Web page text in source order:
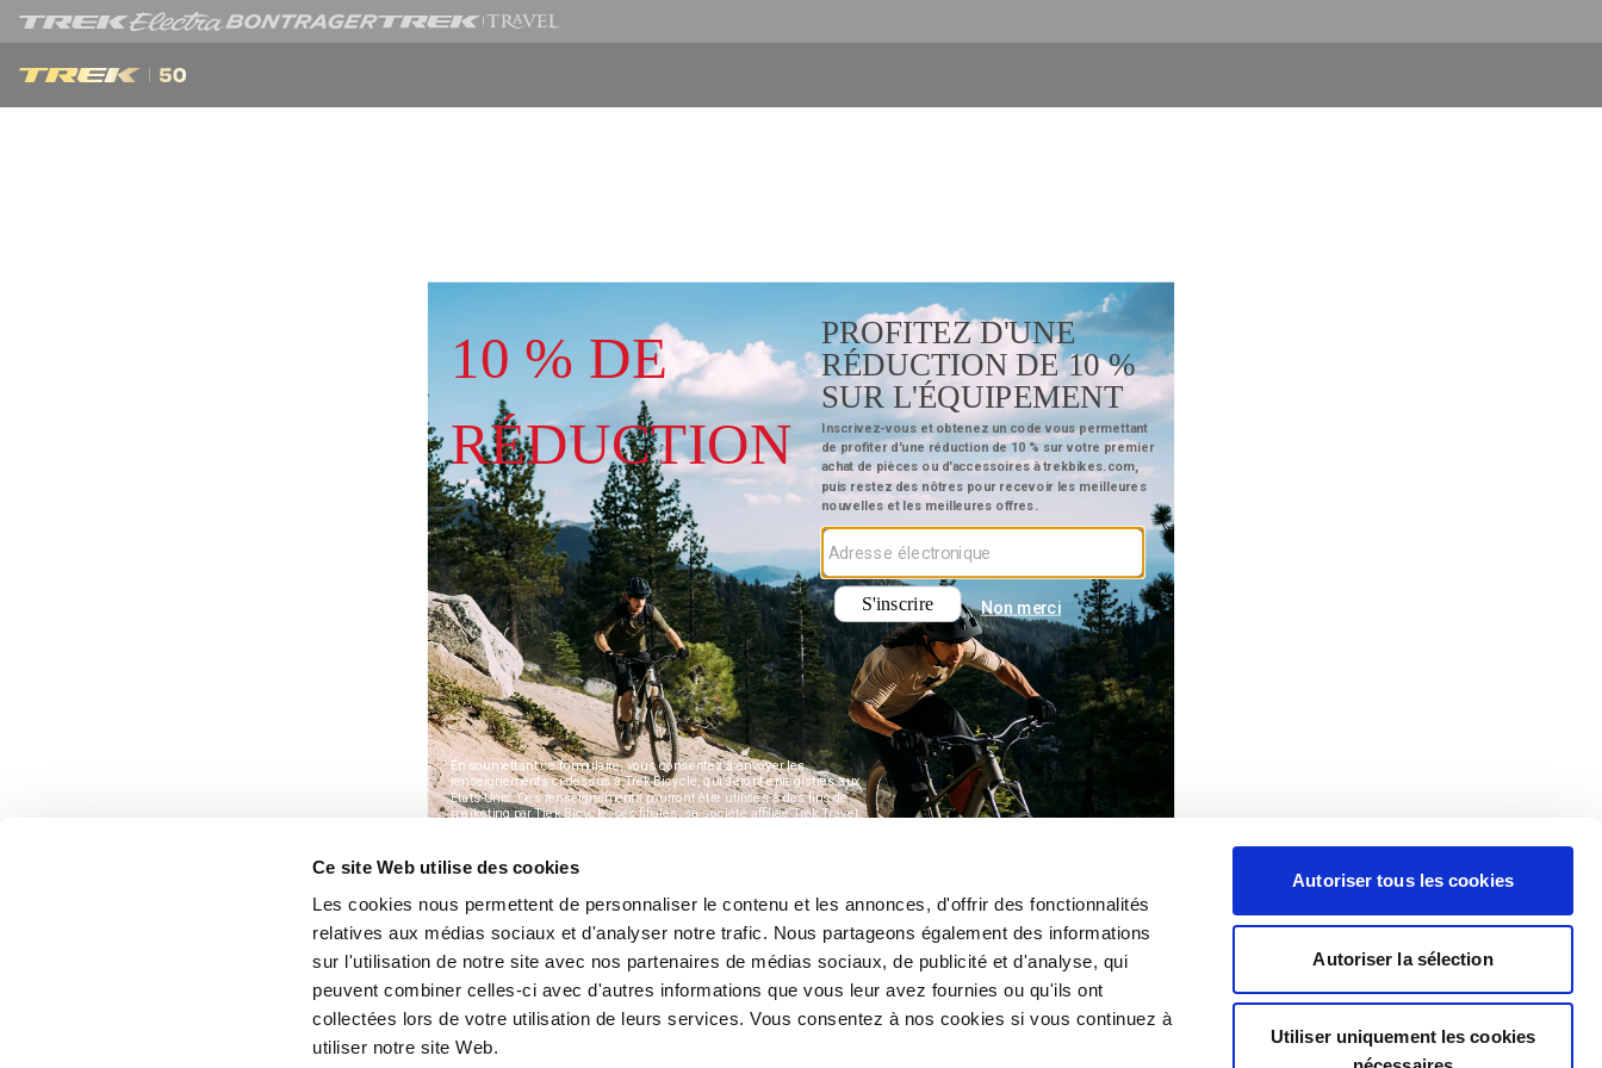
Ce site Web utilise des cookies
Les cookies nous permettent de personnaliser le contenu et les annonces, d'offrir des fonctionnalités
relatives aux médias sociaux et d'analyser notre trafic. Nous partageons également des informations
sur l'utilisation de notre site avec nos partenaires de médias sociaux, de publicité et d'analyse, qui
peuvent combiner celles-ci avec d'autres informations que vous leur avez fournies ou qu'ils ont
collectées lors de votre utilisation de leurs services. Vous consentez à nos cookies si vous continuez à
utiliser notre site Web.
Autoriser tous les cookies
Autoriser la sélection
Utiliser uniquement les cookies